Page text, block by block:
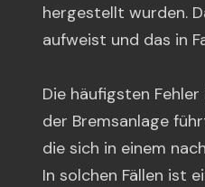
hergestellt wurden.
aufweist und das in
Die häufigsten
der Bremsanlage
die sich in einem
In solchen Fällen ist